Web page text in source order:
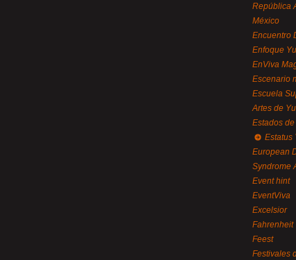
República
México
Encuentro
Enfoque
EnViva
Escenario
Escuela
Artes de
Estados
Estatus
European
Syndrome
Event hint
EventViva
Excelsior
Fahrenheit
Feest
Festivales